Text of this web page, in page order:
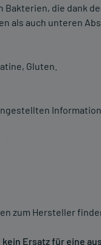
die dank
als auch unteren
Gluten.
zum Hersteller
Ersatz für eine